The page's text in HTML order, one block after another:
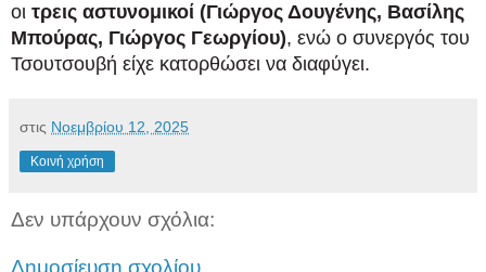
οι τρεις αστυνομικοί (Γιώργος Δουγένης, Bασίλης
Μπούρας, Γιώργος Γεωργίου), ενώ ο συνεργός του
Τσουτσουβή είχε κατορθώσει να διαφύγει.
στις Νοεμβρίου 12, 2025
Κοινή χρήση
Δεν υπάρχουν σχόλια:
Δημοσίευση σχολίου